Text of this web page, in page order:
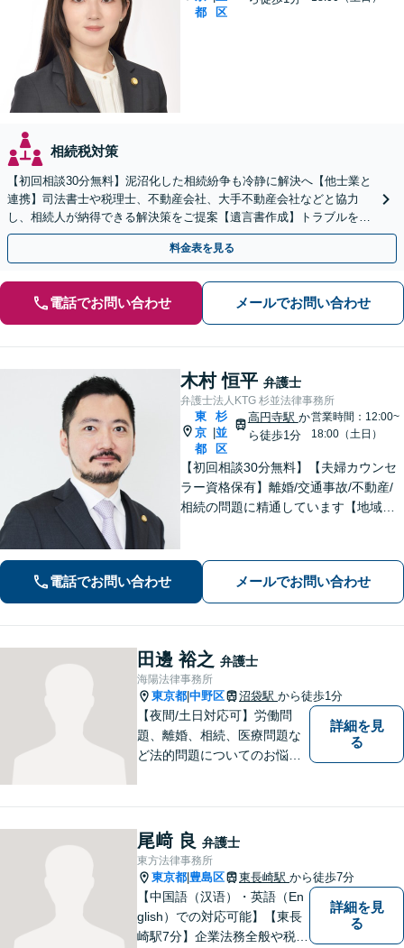
都
区
相続税対策
【初回相談30分無料】泥沼化した相続紛争も冷静に解決へ【他士業と
連携】司法書士や税理士、不動産会社、大手不動産会社などと協力
し、相続人が納得できる解決策をご提案【遺言書作成】トラブルを予
測したうえで作成・執行【夜間休日の相談可】
料金表を見る
電話でお問い合わせ メールでお問い合わせ
木村 恒平 弁護士
弁護士法人KTG 杉並法律事務所
東
京
都
杉
並
区
高円寺駅 か
ら徒歩1分
営業時間：12:00~
18:00（土日）
【初回相談30分無料】【夫婦カウンセ
ラー資格保有】離婚/交通事故/不動産/
相続の問題に精通しています【地域に
指し、日々邁進しております【夜間・
土日相談可】
電話でお問い合わせ メールでお問い合わせ
田邊 裕之 弁護士
海陽法律事務所
東京都 中野区 沼袋駅 から徒歩1分
【夜間/土日対応可】労働問
題、離婚、相続、医療問題な
ど法的問題についてのお悩み
やかに案件に取り組みます。
詳細を見
る
尾﨑 良 弁護士
東方法律事務所
東京都 豊島区 東長崎駅 から徒歩7分
【中国語（汉语）・英語（En
glish）での対応可能】【東長
崎駅7分】企業法務全般や税務
詳細を見
る